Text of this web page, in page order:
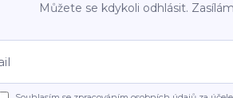
Můžete se kdykoli odhlásit.